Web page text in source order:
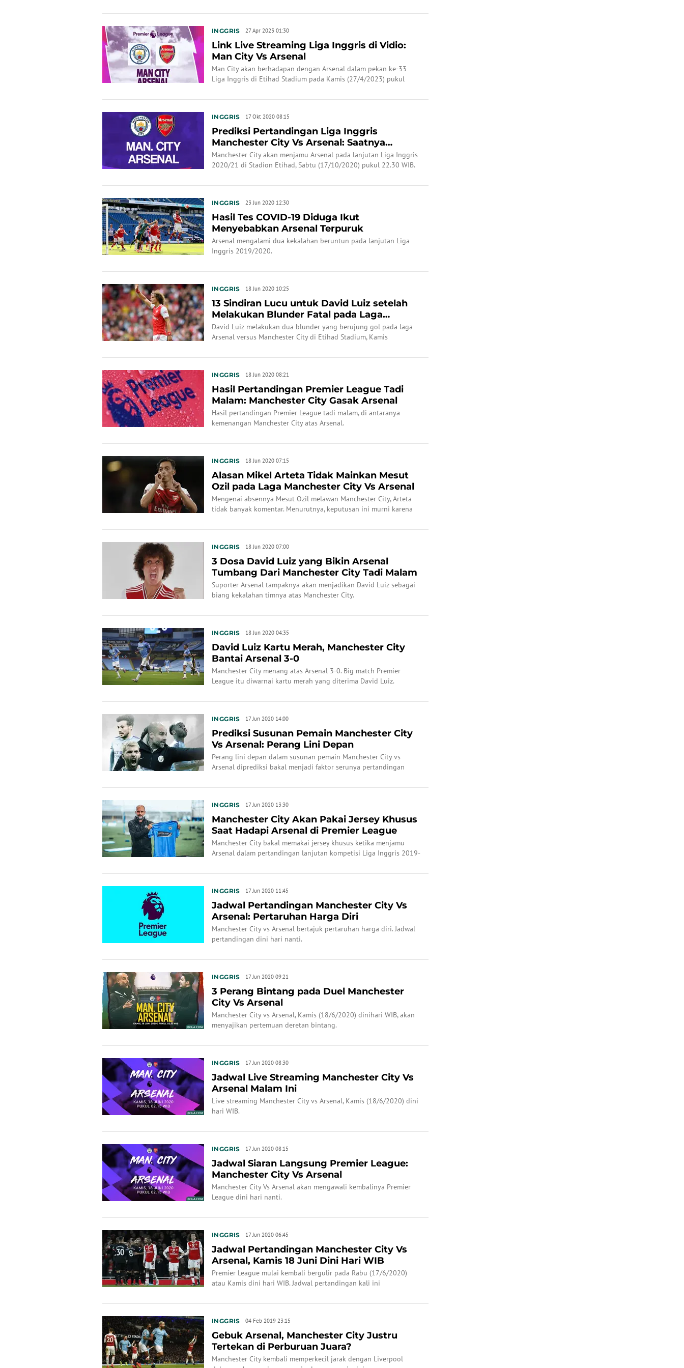
INGGRIS 27 Apr 2023 01:30
Link Live Streaming Liga Inggris di Vidio:
Man City Vs Arsenal
Man City akan berhadapan dengan Arsenal dalam pekan ke-33
Liga Inggris di Etihad Stadium pada Kamis (27/4/2023) pukul
INGGRIS 17 Okt 2020 08:15
Prediksi Pertandingan Liga Inggris
Manchester City Vs Arsenal: Saatnya
Kembali ke Jalur Ke...
Manchester City akan menjamu Arsenal pada lanjutan Liga Inggris
2020/21 di Stadion Etihad, Sabtu (17/10/2020) pukul 22.30 WIB.
INGGRIS 23 Jun 2020 12:30
Hasil Tes COVID-19 Diduga Ikut
Menyebabkan Arsenal Terpuruk
Arsenal mengalami dua kekalahan beruntun pada lanjutan Liga
Inggris 2019/2020.
INGGRIS 18 Jun 2020 10:25
13 Sindiran Lucu untuk David Luiz setelah
Melakukan Blunder Fatal pada Laga
Manchester Cit...
David Luiz melakukan dua blunder yang berujung gol pada laga
Arsenal versus Manchester City di Etihad Stadium, Kamis
INGGRIS 18 Jun 2020 08:21
Hasil Pertandingan Premier League Tadi
Malam: Manchester City Gasak Arsenal
Hasil pertandingan Premier League tadi malam, di antaranya
kemenangan Manchester City atas Arsenal.
INGGRIS 18 Jun 2020 07:15
Alasan Mikel Arteta Tidak Mainkan Mesut
Ozil pada Laga Manchester City Vs Arsenal
Mengenai absennya Mesut Ozil melawan Manchester City, Arteta
tidak banyak komentar. Menurutnya, keputusan ini murni karena
INGGRIS 18 Jun 2020 07:00
3 Dosa David Luiz yang Bikin Arsenal
Tumbang Dari Manchester City Tadi Malam
Suporter Arsenal tampaknya akan menjadikan David Luiz sebagai
biang kekalahan timnya atas Manchester City.
INGGRIS 18 Jun 2020 04:35
David Luiz Kartu Merah, Manchester City
Bantai Arsenal 3-0
Manchester City menang atas Arsenal 3-0. Big match Premier
League itu diwarnai kartu merah yang diterima David Luiz.
INGGRIS 17 Jun 2020 14:00
Prediksi Susunan Pemain Manchester City
Vs Arsenal: Perang Lini Depan
Perang lini depan dalam susunan pemain Manchester City vs
Arsenal diprediksi bakal menjadi faktor serunya pertandingan
INGGRIS 17 Jun 2020 13:30
Manchester City Akan Pakai Jersey Khusus
Saat Hadapi Arsenal di Premier League
Manchester City bakal memakai jersey khusus ketika menjamu
Arsenal dalam pertandingan lanjutan kompetisi Liga Inggris 2019-
INGGRIS 17 Jun 2020 11:45
Jadwal Pertandingan Manchester City Vs
Arsenal: Pertaruhan Harga Diri
Manchester City vs Arsenal bertajuk pertaruhan harga diri. Jadwal
pertandingan dini hari nanti.
INGGRIS 17 Jun 2020 09:21
3 Perang Bintang pada Duel Manchester
City Vs Arsenal
Manchester City vs Arsenal, Kamis (18/6/2020) dinihari WIB, akan
menyajikan pertemuan deretan bintang.
INGGRIS 17 Jun 2020 08:30
Jadwal Live Streaming Manchester City Vs
Arsenal Malam Ini
Live streaming Manchester City vs Arsenal, Kamis (18/6/2020) dini
hari WIB.
INGGRIS 17 Jun 2020 08:15
Jadwal Siaran Langsung Premier League:
Manchester City Vs Arsenal
Manchester City Vs Arsenal akan mengawali kembalinya Premier
League dini hari nanti.
INGGRIS 17 Jun 2020 06:45
Jadwal Pertandingan Manchester City Vs
Arsenal, Kamis 18 Juni Dini Hari WIB
Premier League mulai kembali bergulir pada Rabu (17/6/2020)
atau Kamis dini hari WIB. Jadwal pertandingan kali ini
INGGRIS 04 Feb 2019 23:15
Gebuk Arsenal, Manchester City Justru
Tertekan di Perburuan Juara?
Manchester City kembali memperkecil jarak dengan Liverpool